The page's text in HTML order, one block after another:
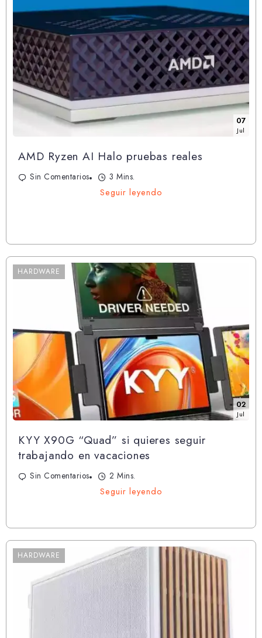
07
Jul
AMD Ryzen AI Halo pruebas reales
Sin Comentarios
3 Mins.
Seguir leyendo
HARDWARE
02
Jul
KYY X90G “Quad” si quieres seguir
trabajando en vacaciones
Sin Comentarios
2 Mins.
Seguir leyendo
HARDWARE